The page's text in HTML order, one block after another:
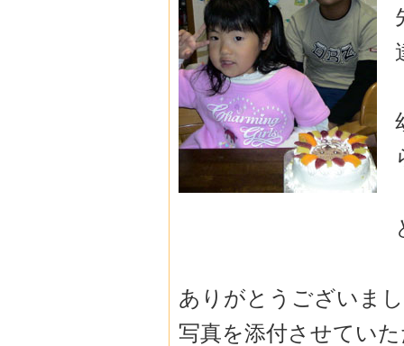
ありがとうございま
写真を添付させてい